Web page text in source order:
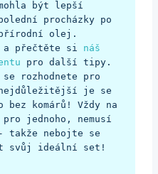
být lepší
procházky po
olej.
a přečtěte si náš
pro další tipy.
se rozhodnete pro
komárů! Vždy na
jednoho, nemusí
takže nebojte se
svůj ideální set!